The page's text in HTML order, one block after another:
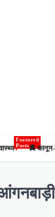
Featured
Posts🚔 कानून-